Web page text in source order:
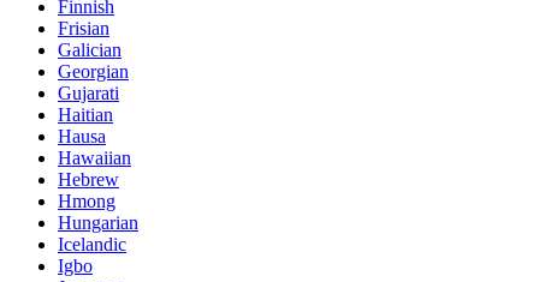
Finnish
Frisian
Galician
Georgian
Gujarati
Haitian
Hausa
Hawaiian
Hebrew
Hmong
Hungarian
Icelandic
Igbo